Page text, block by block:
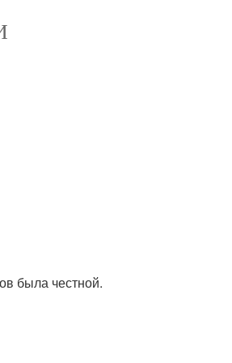
была честной.